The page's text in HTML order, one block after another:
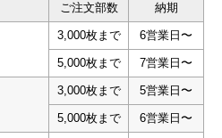
ご注文部数 納期
3,000枚まで 6営業日〜
5,000枚まで 7営業日〜
3,000枚まで 5営業日〜
5,000枚まで 6営業日〜